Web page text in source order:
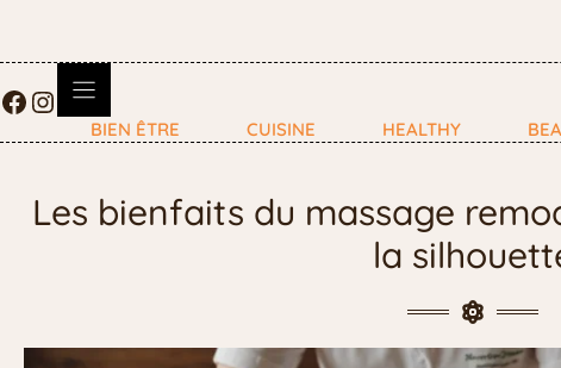
BIEN ÊTRE CUISINE HEALTHY
Les bienfaits du massage
la